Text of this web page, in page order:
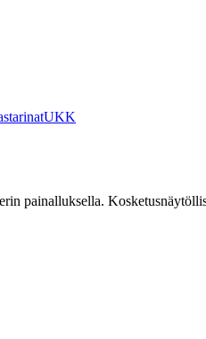
UKK
painalluksella.